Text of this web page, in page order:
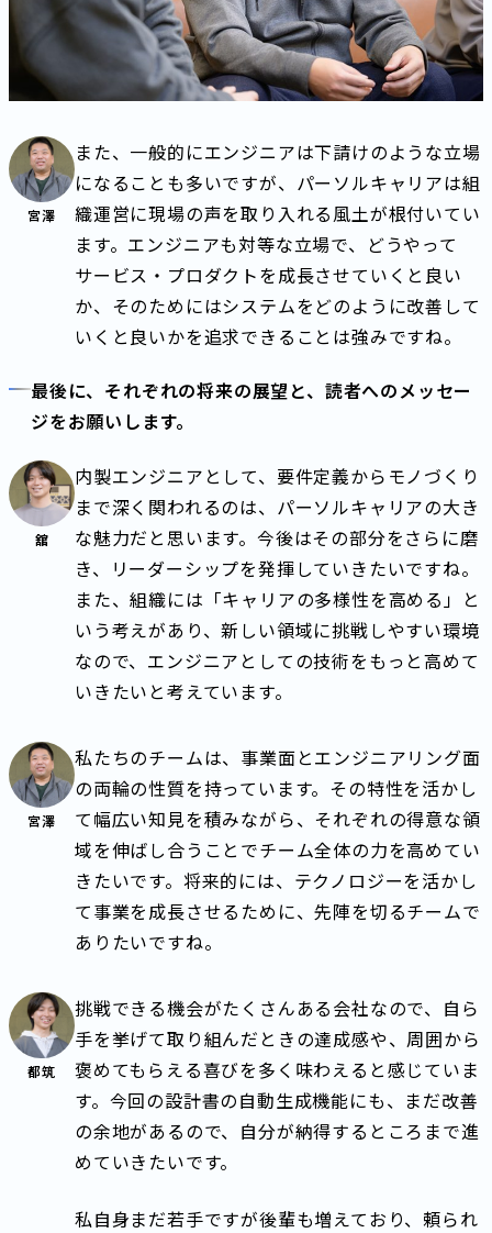
宮澤
また、一般的にエンジニアは下請けのような立場
になることも多いですが、パーソルキャリアは組
織運営に現場の声を取り入れる風土が根付いてい
ます。エンジニアも対等な立場で、どうやって
サービス・プロダクトを成長させていくと良い
か、そのためにはシステムをどのように改善して
いくと良いかを追求できることは強みですね。
最後に、それぞれの将来の展望と、読者へのメッセー
ジをお願いします。
舘
内製エンジニアとして、要件定義からモノづくり
まで深く関われるのは、パーソルキャリアの大き
な魅力だと思います。今後はその部分をさらに磨
き、リーダーシップを発揮していきたいですね。
また、組織には「キャリアの多様性を高める」と
いう考えがあり、新しい領域に挑戦しやすい環境
なので、エンジニアとしての技術をもっと高めて
いきたいと考えています。
宮澤
私たちのチームは、事業面とエンジニアリング面
の両輪の性質を持っています。その特性を活かし
て幅広い知見を積みながら、それぞれの得意な領
域を伸ばし合うことでチーム全体の力を高めてい
きたいです。将来的には、テクノロジーを活かし
て事業を成長させるために、先陣を切るチームで
ありたいですね。
都筑
挑戦できる機会がたくさんある会社なので、自ら
手を挙げて取り組んだときの達成感や、周囲から
褒めてもらえる喜びを多く味わえると感じていま
す。今回の設計書の自動生成機能にも、まだ改善
の余地があるので、自分が納得するところまで進
めていきたいです。
私自身まだ若手ですが後輩も増えており、頼られ